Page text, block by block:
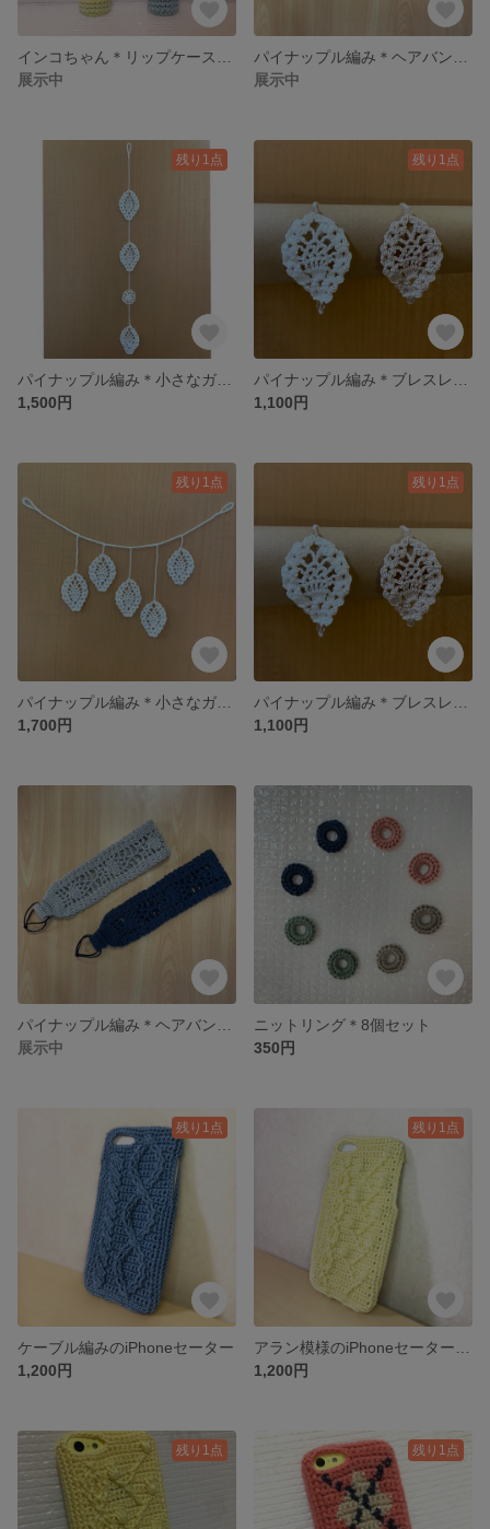
展示中
展示中
残り1点
1,500円
残り1点
1,100円
残り1点
1,700円
残り1点
1,100円
展示中
ニットリング＊8個セット
350円
残り1点
ケーブル編みのiPhoneセーター
1,200円
残り1点
1,200円
残り1点 残り1点